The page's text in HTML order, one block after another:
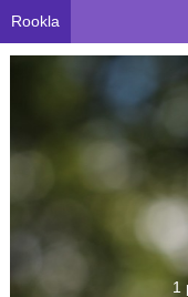
Rookla
1